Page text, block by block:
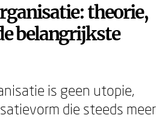
theorie,
belangrijkste
is geen utopie,
die steeds meer